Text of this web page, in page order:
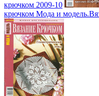
крючком 2009-10
крючком Мода и